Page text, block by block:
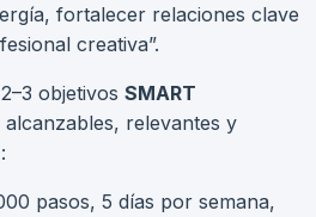
fortalecer relaciones clave
creativa”.
objetivos SMART
relevantes y
pasos, 5 días por semana,